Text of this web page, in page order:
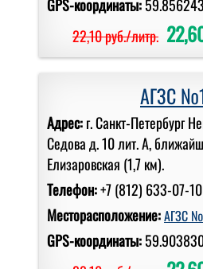
GPS-координаты:
22,10 руб./литр.
АГЗС
Адрес:г. Санкт-Петербург
Седова д. 10 лит. А,
Елизаровская (1,7 км).
Телефон:+7 (812) 633-07-
Месторасположение:АГЗС
GPS-координаты: